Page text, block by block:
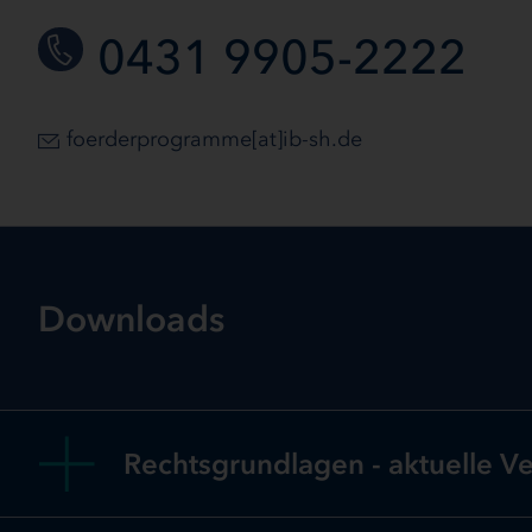
0431 9905-2222
foerderprogramme[at]ib-sh.de
Downloads
Rechtsgrundlagen - aktuelle